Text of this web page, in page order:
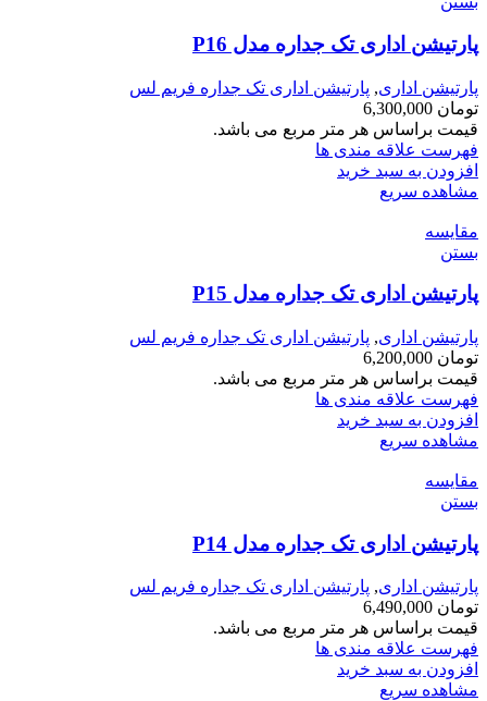
پارتیشن اداری تک جداره مدل P16
پارتیشن اداری, پارتیشن اداری تک جداره فریم لس
تومان
قیمت براساس هر متر مربع می باشد.
فهرست علاقه مندی ها
افزودن به سبد خرید
مشاهده سریع
مقایسه
بستن
پارتیشن اداری تک جداره مدل P15
پارتیشن اداری, پارتیشن اداری تک جداره فریم لس
تومان
قیمت براساس هر متر مربع می باشد.
فهرست علاقه مندی ها
افزودن به سبد خرید
مشاهده سریع
مقایسه
بستن
پارتیشن اداری تک جداره مدل P14
پارتیشن اداری, پارتیشن اداری تک جداره فریم لس
تومان
قیمت براساس هر متر مربع می باشد.
فهرست علاقه مندی ها
افزودن به سبد خرید
مشاهده سریع